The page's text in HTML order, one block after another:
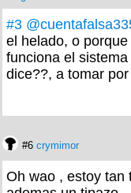
#3
el helado, o
funciona el
dice??, a tomar
#6 crymimor
Oh wao , estoy tan